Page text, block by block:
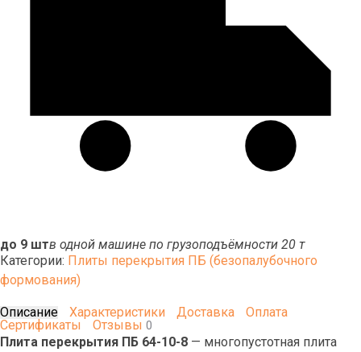
до 9 штв одной машине по грузоподъёмности 20 т
Категории: Плиты перекрытия ПБ (безопалубочного
формования)
Описание Характеристики Доставка
Оплата
Сертификаты
Отзывы 0
Плита перекрытия ПБ 64-10-8 — многопустотная плита